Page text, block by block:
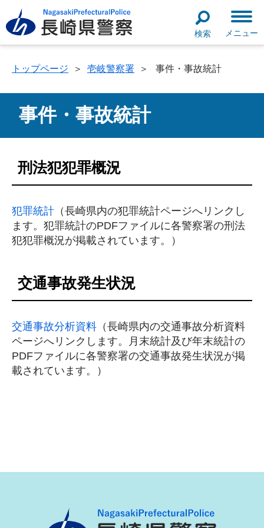
検索 メニュー
トップページ ＞ 壱岐警察署 ＞ 事件・事故統計
事件・事故統計
刑法犯犯罪概況
犯罪統計 （長崎県内の犯罪統計ページへリンクし
ます。犯罪統計のPDFファイルに各警察署の刑法
犯犯罪概況が掲載されています。）
交通事故発生状況
交通事故分析資料 （長崎県内の交通事故分析資料
ページへリンクします。月末統計及び年末統計の
PDFファイルに各警察署の交通事故発生状況が掲
載されています。）